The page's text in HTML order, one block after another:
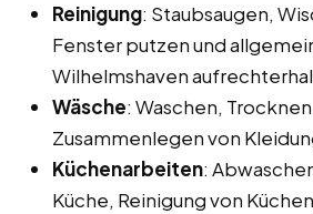
Reinigung: Staubsaugen,
Fenster putzen und
Wilhelmshaven
Wäsche: Waschen,
Zusammenlegen von
Küchenarbeiten:
Küche, Reinigung von